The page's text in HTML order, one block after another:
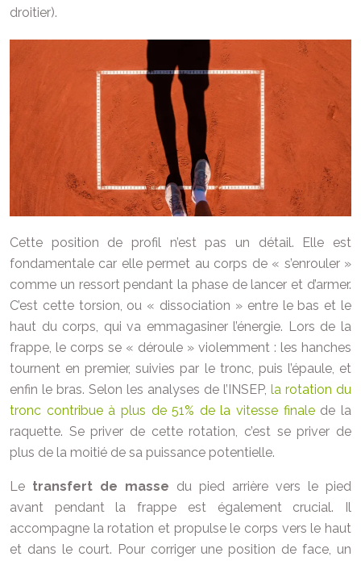
droitier).
Cette position de profil n’est pas un détail. Elle est
fondamentale car elle permet au corps de « s’enrouler »
comme un ressort pendant la phase de lancer et d’armer.
C’est cette torsion, ou « dissociation » entre le bas et le
haut du corps, qui va emmagasiner l’énergie. Lors de la
frappe, le corps se « déroule » violemment : les hanches
tournent en premier, suivies par le tronc, puis l’épaule, et
enfin le bras. Selon les analyses de l’INSEP, la rotation du
tronc contribue à plus de 51% de la vitesse finalede la
raquette. Se priver de cette rotation, c’est se priver de
plus de la moitié de sa puissance potentielle.
Le transfert de masse du pied arrière vers le pied
avant pendant la frappe est également crucial. Il
accompagne la rotation et propulse le corps vers le haut
et dans le court. Pour corriger une position de face, un